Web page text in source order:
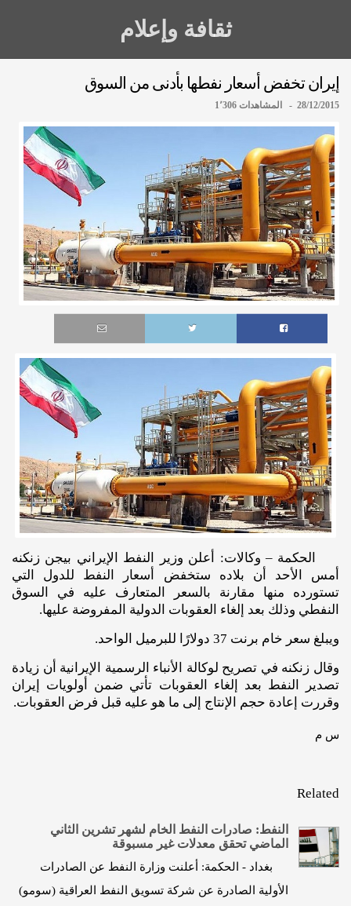
ثقافة وإعلام
إيران تخفض أسعار نفطها بأدنى من السوق
28/12/2015 - المشاهدات 1٬306
الحكمة – وكالات: أعلن وزير النفط الإيراني بيجن زنكنه
أمس الأحد أن بلاده ستخفض أسعار النفط للدول التي
تستورده منها مقارنة بالسعر المتعارف عليه في السوق
النفطي وذلك بعد إلغاء العقوبات الدولية المفروضة عليها.
ويبلغ سعر خام برنت 37 دولارًا للبرميل الواحد.
وقال زنكنه في تصريح لوكالة الأنباء الرسمية الإيرانية أن زيادة
تصدير النفط بعد إلغاء العقوبات تأتي ضمن أولويات إيران
وقررت إعادة حجم الإنتاج إلى ما هو عليه قبل فرض العقوبات.
س م
Related
النفط: صادرات النفط الخام لشهر تشرين الثاني
الماضي تحقق معدلات غير مسبوقة
بغداد - الحكمة: أعلنت وزارة النفط عن الصادرات
الأولية الصادرة عن شركة تسويق النفط العراقية (سومو)